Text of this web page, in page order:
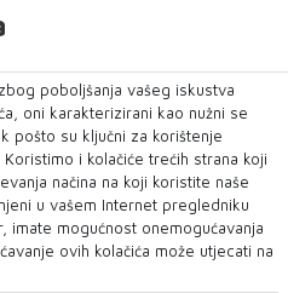
nivou, kao što
predstavnika
jamči nam se, kao
odnosa Beograd-
i institucije Srbije i
još više u budućnosti.
poboljšanja vašeg iskustva
oni karakterizirani kao nužni se
pošto su ključni za korištenje
i kolačiće trećih strana koji
načina na koji koristite naše
u vašem Internet pregledniku
imate mogućnost onemogućavanja
ovih kolačića može utjecati na